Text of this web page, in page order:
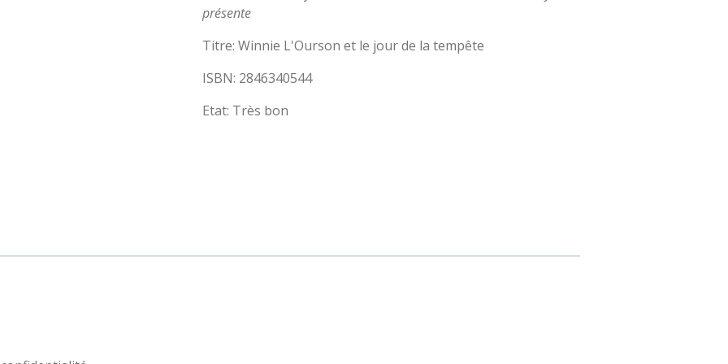
présente
Titre: Winnie L'Ourson et le jour de la tempête
ISBN: 2846340544
Etat: Très bon